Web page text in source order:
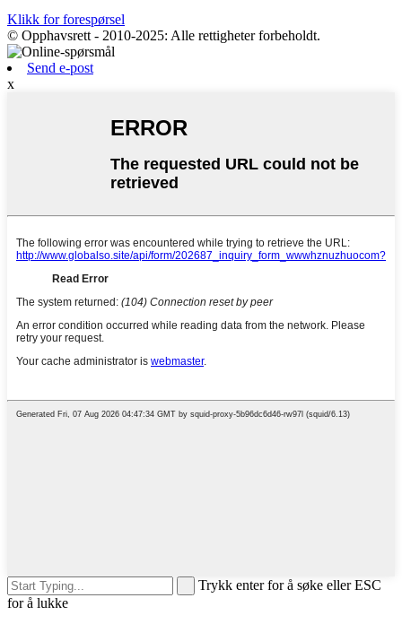
Klikk for forespørsel
© Opphavsrett - 2010-2025: Alle rettigheter forbeholdt.
Send e-post
x
Trykk enter for å søke eller ESC
for å lukke